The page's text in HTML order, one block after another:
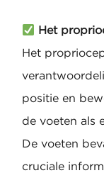
Het
Het
positie en
de voeten als
De voeten
cruciale